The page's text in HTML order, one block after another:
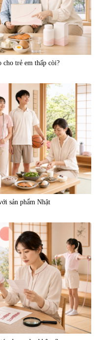
cho trẻ em thấp còi?
sản phẩm Nhật